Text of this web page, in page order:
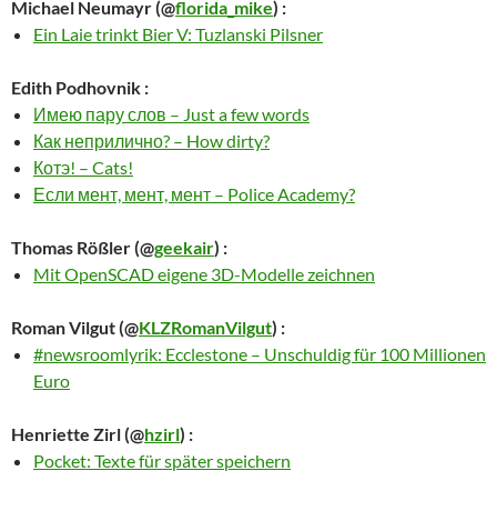
Michael Neumayr(@florida_mike) :
Ein Laie trinkt Bier V: Tuzlanski Pilsner
Edith Podhovnik :
Имею пару слов – Just a few words
Как неприлично? – How dirty?
Котэ! – Cats!
Если мент, мент, мент – Police Academy?
Thomas Rößler(@geekair) :
Mit OpenSCAD eigene 3D-Modelle zeichnen
Roman Vilgut(@KLZRomanVilgut) :
#newsroomlyrik: Ecclestone – Unschuldig für 100 Millionen
Euro
Henriette Zirl(@hzirl) :
Pocket: Texte für später speichern